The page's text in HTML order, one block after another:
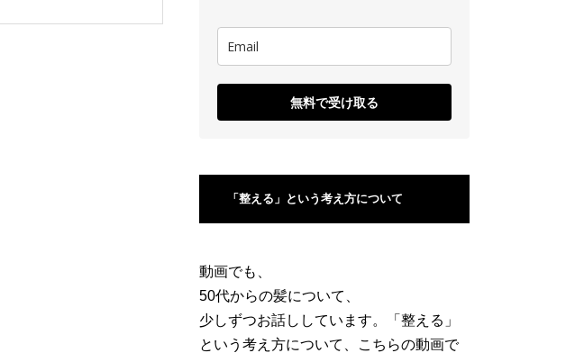
無料で受け取る
「整える」という考え方について
動画でも、
50代からの髪について、
少しずつお話ししています。「整える」
という考え方について、こちらの動画で